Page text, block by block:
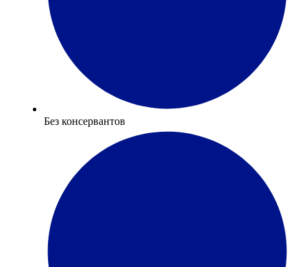
Без консервантов